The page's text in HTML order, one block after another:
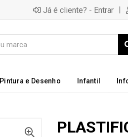
Já é cliente? - Entrar |
Pintura e Desenho Infantil